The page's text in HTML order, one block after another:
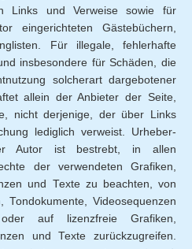
Links und Verweise sowie für
eingerichteten Gästebüchern,
Für illegale, fehlerhafte
insbesondere für Schäden, die
solcherart dargebotener
allein der Anbieter der Seite,
nicht derjenige, der über Links
lediglich verweist. Urheber-
Autor ist bestrebt, in allen
der verwendeten Grafiken,
und Texte zu beachten, von
Tondokumente, Videosequenzen
auf lizenzfreie Grafiken,
und Texte zurückzugreifen.